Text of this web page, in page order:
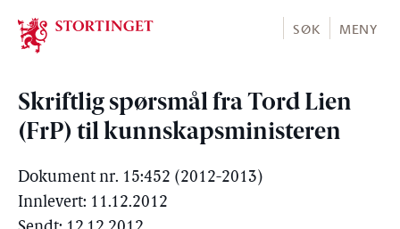
Stortinget.no
SØK MENY
Skriftlig spørsmål fra Tord Lien
(FrP) til kunnskapsministeren
Dokument nr. 15:452 (2012-2013)
Innlevert: 11.12.2012